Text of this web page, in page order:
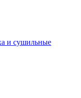
и сушильные